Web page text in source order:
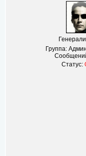
Группа:
Статус: